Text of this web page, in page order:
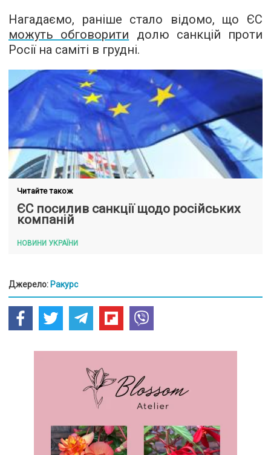
Нагадаємо, раніше стало відомо, що ЄС
можуть обговорити долю санкцій проти
Росії на саміті в грудні.
Читайте також
ЄС посилив санкції щодо російських
компаній
НОВИНИ УКРАЇНИ
Джерело: Ракурс